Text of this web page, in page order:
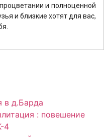
и полноценной
и близкие хотят для вас,
в д.Барда
: повешение
4